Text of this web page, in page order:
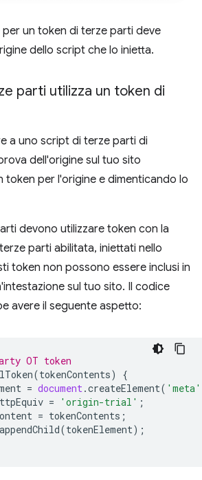
per un token di terze parti deve
dello script che lo inietta.
parti utilizza un token di
a uno script di terze parti di
dell'origine sul tuo sito
token per l'origine e dimenticando lo
devono utilizzare token con la
parti abilitata, iniettati nello
token non possono essere inclusi in
sul tuo sito. Il codice
avere il seguente aspetto:
OT token
(tokenContents)
{
= document.createElement( 'meta'
= 'origin-trial' ;
= tokenContents ;
appendChild(tokenElement);